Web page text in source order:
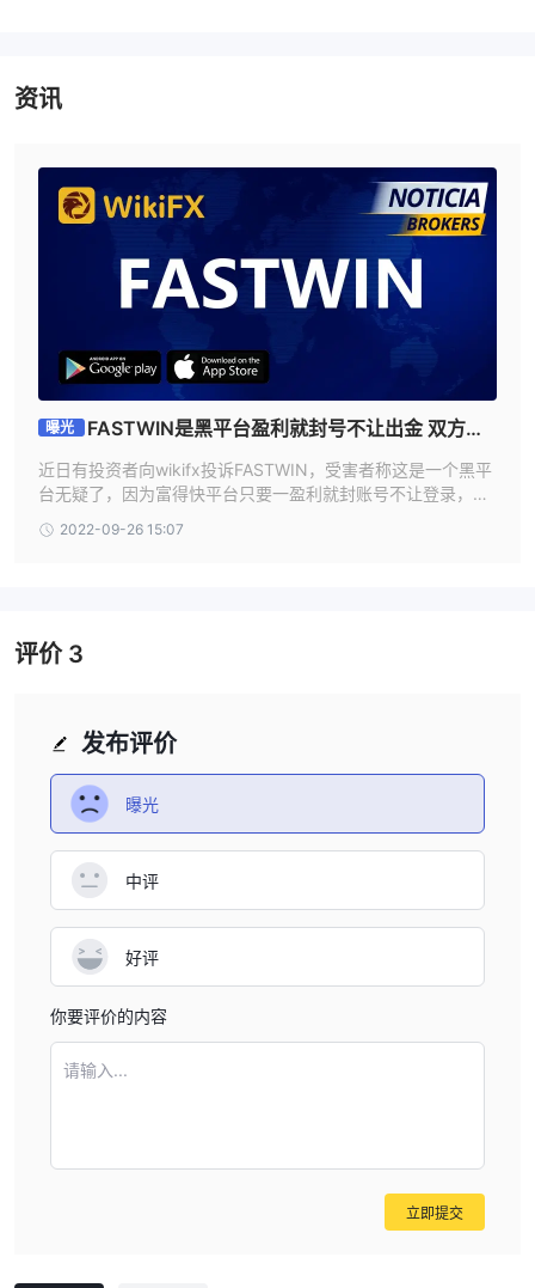
没有重要的教育资源，这使得新手交易者很难学习交易。
什么类型的经纪人是 富得快？
富得快是一家做市商 (mm) 经纪商，这意味着它在交易操作中充当其
客户的交易对手。也就是说，不是直接连接到市场， 富得快作为中
介，与客户处于相反的位置。因此，它可以提供更快的订单执行速
度、更小的点差以及在提供杠杆方面更大的灵活性。然而，这也意味
着 富得快与客户存在一定的利益冲突，因为其利润来自资产的买入
价和卖出价之间的差异，这可能导致他们做出不一定符合客户最佳利
益的决定。交易者在与 富得快或任何其他 mm 经纪人。
一般信息和监管 富得快
富得快是一家位于圣路易斯的外汇和差价合约经纪公司。文森特和格
林纳丁斯。该公司成立于 2019 年，提供广泛的交易工具，包括货币
对、股票、商品、贵金属、能源和指数。可用的交易平台是流行的
客户支持。
工具维度是指经纪人为其交易者提供的在市场上进行交易的金融期权
的多样性。工具可能包括货币对、股票、商品、贵金属、能源和指
数。这个维度的优势在于它为交易者提供了分散交易并利用不同金融
市场机会的可能性。此外，不同的工具可以创建更完整和平衡的交易
组合，也可以让交易者适应不同的交易策略。另一方面，某些工具的
交易成本可能会降低，这会降低盈利能力，而某些工具可能流动性
差，这使得它们难以交易。此外，某些工具的波动性可能导致更高的
风险。
交易的点差和佣金 富得快
重要的是要记住，较低的成本并不总能保证良好的服务质量，并且可
资讯
曝光
FASTWIN是黑平台盈利就封号不让出金 双方漫
长的拉锯消耗受害者
近日有投资者向wikifx投诉FASTWIN，受害者称这是一个黑平
台无疑了，因为富得快平台只要一盈利就封账号不让登录，也
黑平台，专门让投资者吃哑巴亏，而且他们已经把各个地方的
2022-09-26 15:07
发布评价
曝光
中评
好评
你要评价的内容
请输入...
立即提交
评价3